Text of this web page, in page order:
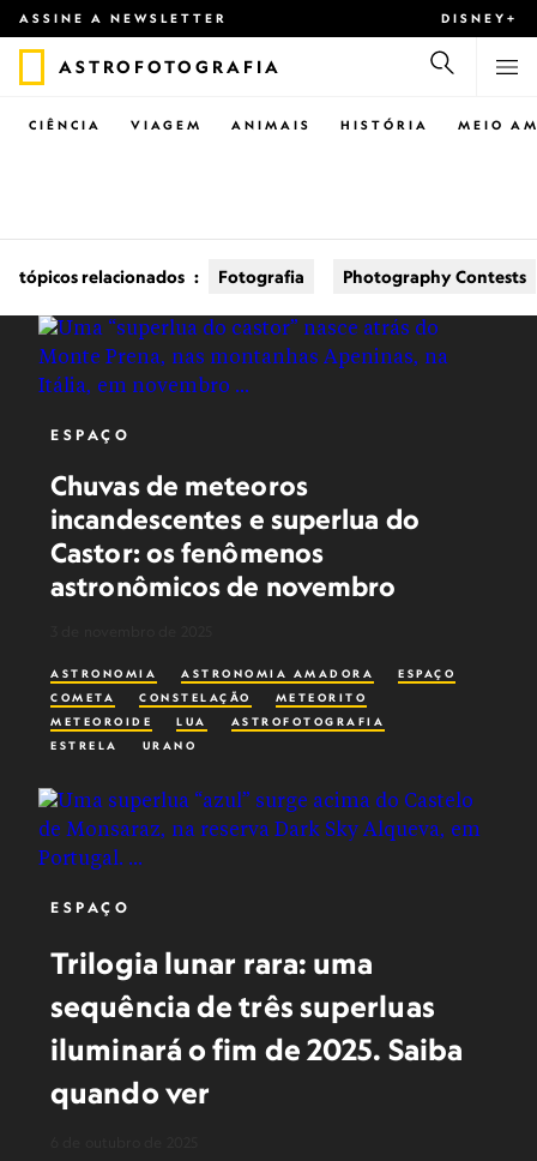
ASSINE A NEWSLETTER DISNEY+
ASTROFOTOGRAFIA
CIÊNCIA VIAGEM ANIMAIS HISTÓRIA MEIO
tópicos relacionados : Fotografia Photography Contests
ESPAÇO
Chuvas de meteoros
incandescentes e superlua do
Castor: os fenômenos
astronômicos de novembro
ASTRONOMIA ASTRONOMIA AMADORA
ESPAÇO
COMETA
CONSTELAÇÃO
METEORITO
METEOROIDE
LUA
ASTROFOTOGRAFIA
ESTRELA
URANO
ESPAÇO
Trilogia lunar rara: uma
sequência de três superluas
iluminará o fim de 2025. Saiba
quando ver